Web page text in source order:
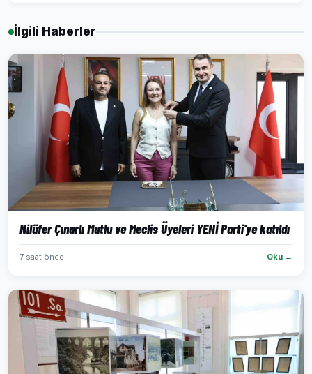
İlgili Haberler
Nilüfer Çınarlı Mutlu ve Meclis Üyeleri YENİ Parti'ye katıldı
7 saat önce Oku →